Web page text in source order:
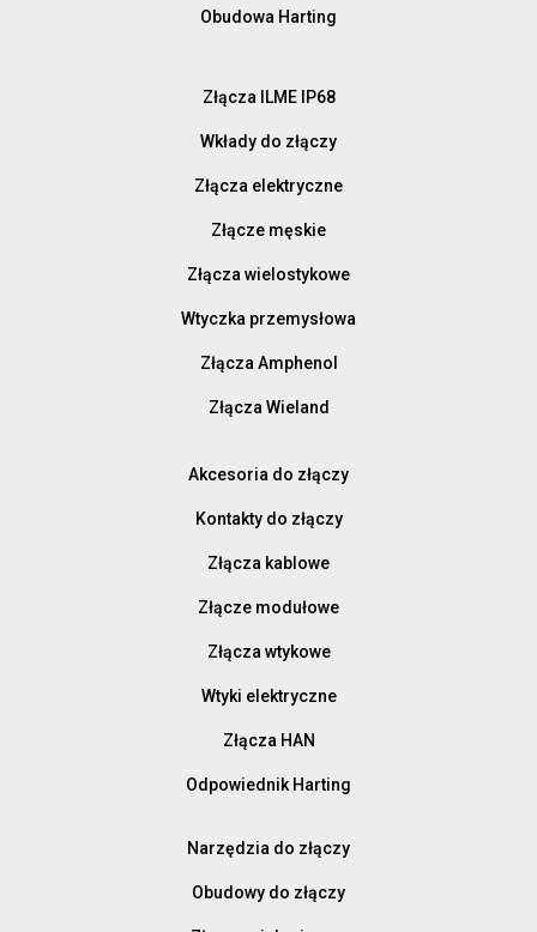
Obudowa Harting
Złącza ILME IP68
Wkłady do złączy
Złącza elektryczne
Złącze męskie
Złącza wielostykowe
Wtyczka przemysłowa
Złącza Amphenol
Złącza Wieland
Akcesoria do złączy
Kontakty do złączy
Złącza kablowe
Złącze modułowe
Złącza wtykowe
Wtyki elektryczne
Złącza HAN
Odpowiednik Harting
Narzędzia do złączy
Obudowy do złączy